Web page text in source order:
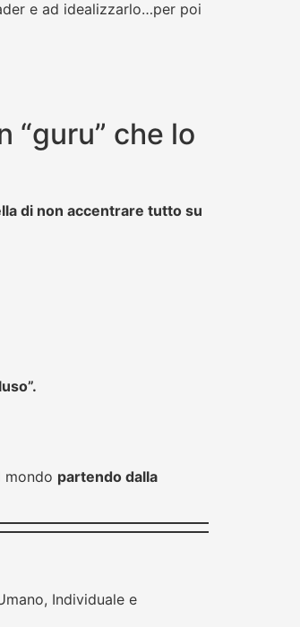
e ad idealizzarlo…per poi
“guru” che lo
di non accentrare tutto su
mondo partendo dalla
Individuale e